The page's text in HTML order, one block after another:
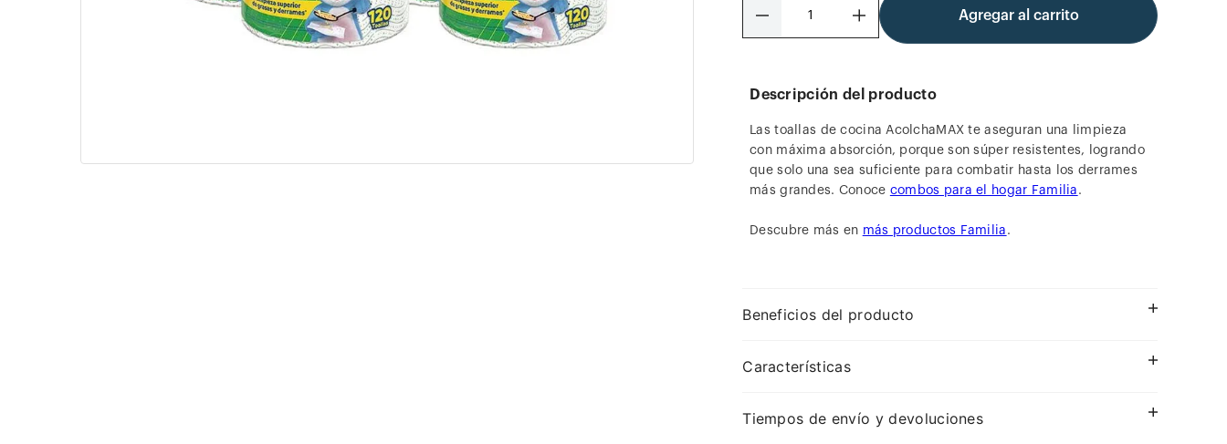
＋
－ Agregar al carrito
Descripción del producto
Las toallas de cocina AcolchaMAX te aseguran una limpieza
con máxima absorción, porque son súper resistentes, logrando
que solo una sea suficiente para combatir hasta los derrames
más grandes. Conoce combos para el hogar Familia .
Descubre más en más productos Familia .
Beneficios del producto
Características
Tiempos de envío y devoluciones